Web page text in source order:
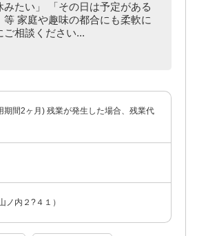
たい」 「その日は予定がある
家庭や趣味の都合にも柔軟に
相談ください...
間2ヶ月) 残業が発生した場合、残業代
内２?４１）